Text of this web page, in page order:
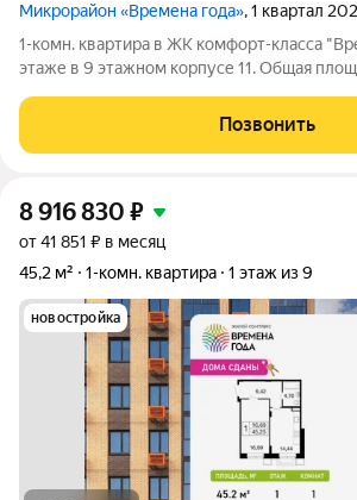
Микрорайон «Времена года», 1 квартал
1-комн. квартира в ЖК комфорт-класса
этаже в 9 этажном корпусе 11. Общая
современный жилой комплекс комфорт-
расположенный в тихом и зеленом
Позвонить
8 916 830 ₽
от 41 851 ₽ в месяц
45,2 м²
1-комн. квартира 1 этаж из 9
новостройка